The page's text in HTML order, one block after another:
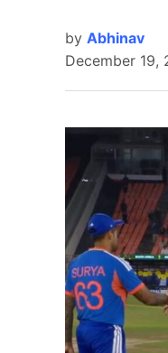
by Abhinav
December 19,